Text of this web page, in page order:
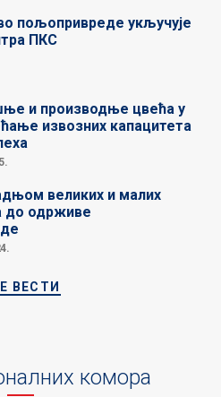
пољопривреде укључује
ПКС
и производње цвећа у
извозних капацитета
великих и малих
до одрживе
ВЕСТИ
комора